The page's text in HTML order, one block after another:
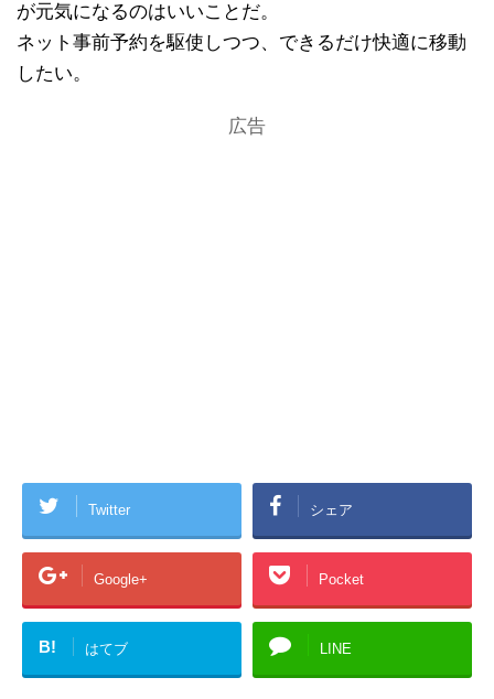
が元気になるのはいいことだ。
ネット事前予約を駆使しつつ、できるだけ快適に移動
したい。
広告
Twitter シェア
Google+ Pocket
B! はてブ LINE